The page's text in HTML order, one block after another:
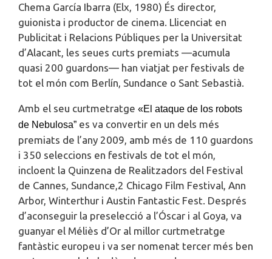
Chema García Ibarra (Elx, 1980) És director,
guionista i productor de cinema. Llicenciat en
Publicitat i Relacions Públiques per la Universitat
d’Alacant, les seues curts premiats —acumula
quasi 200 guardons— han viatjat per festivals de
tot el món com Berlín, Sundance o Sant Sebastià.
Amb el seu curtmetratge «El ataque de los robots
de Nebulosa” es va convertir en un dels més
premiats de l’any 2009, amb més de 110 guardons
i 350 seleccions en festivals de tot el món,
incloent la Quinzena de Realitzadors del Festival
de Cannes, Sundance,2​ Chicago Film Festival, Ann
Arbor, Winterthur i Austin Fantastic Fest. Després
d’aconseguir la preselecció a l’Óscar i al Goya, va
guanyar el Méliès d’Or al millor curtmetratge
fantàstic europeu i va ser nomenat tercer més ben